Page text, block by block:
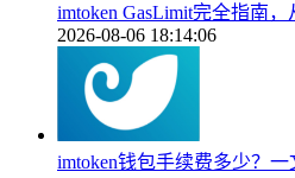
imtoken GasLimit完全指南
2026-08-06 18:14:06
imtoken钱包手续费多少？